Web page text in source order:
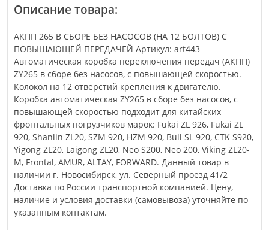
Описание товара:
АКПП 265 В СБОРЕ БЕЗ НАСОСОВ (НА 12 БОЛТОВ) С
ПОВЫШАЮЩЕЙ ПЕРЕДАЧЕЙ Артикул: art443
Автоматическая коробка переключения передач (АКПП)
ZY265 в сборе без насосов, с повышающей скоростью.
Колокол на 12 отверстий крепления к двигателю.
Коробка автоматическая ZY265 в сборе без насосов, с
повышающей скоростью подходит для китайских
фронтальных погрузчиков марок: Fukai ZL 926, Fukai ZL
920, Shanlin ZL20, SZM 920, HZM 920, Bull SL 920, CTK S920,
Yigong ZL20, Laigong ZL20, Neo S200, Neo 200, Viking ZL20-
M, Frontal, AMUR, ALTAY, FORWARD. Данный товар в
наличии г. Новосибирск, ул. Северный проезд 41/2
Доставка по России транспортной компанией. Цену,
наличие и условия доставки (самовывоза) уточняйте по
указанным контактам.